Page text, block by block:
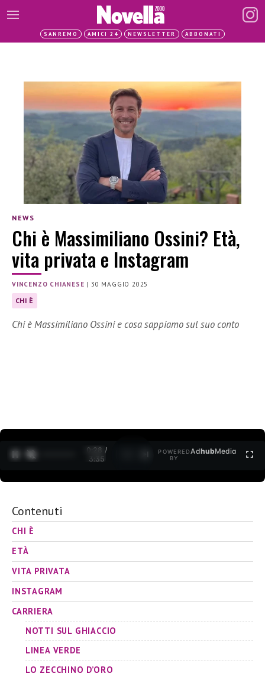
SANREMO AMICI 24 NEWSLETTER ABBONATI
NEWS
Chi è Massimiliano Ossini? Età,
vita privata e Instagram
VINCENZO CHIANESE |30 MAGGIO 2025
CHI È
Chi è Massimiliano Ossini e cosa sappiamo sul suo conto
0:29 /
3:35
POWERED
BY
AdhubMedia
Contenuti
CHI È
ETÀ
VITA PRIVATA
INSTAGRAM
CARRIERA
NOTTI SUL GHIACCIO
LINEA VERDE
LO ZECCHINO D’ORO